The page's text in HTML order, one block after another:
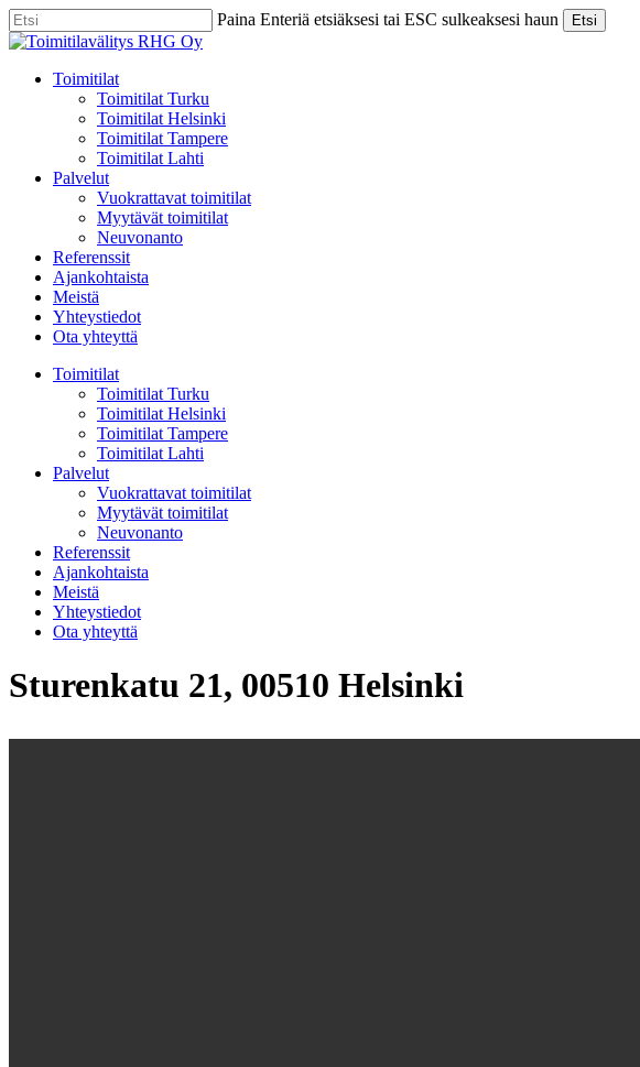
Skip
to
content
Paina Enteriä etsiäksesi tai ESC sulkeaksesi haun Etsi
Close
Menu
Toimitilat
Toimitilat Turku
Toimitilat Helsinki
Toimitilat Tampere
Toimitilat Lahti
Palvelut
Vuokrattavat toimitilat
Myytävät toimitilat
Neuvonanto
Referenssit
Ajankohtaista
Meistä
Yhteystiedot
Ota yhteyttä
Toimitilat
Toimitilat Turku
Toimitilat Helsinki
Toimitilat Tampere
Toimitilat Lahti
Palvelut
Vuokrattavat toimitilat
Myytävät toimitilat
Neuvonanto
Referenssit
Ajankohtaista
Meistä
Yhteystiedot
Ota yhteyttä
Sturenkatu 21, 00510 Helsinki